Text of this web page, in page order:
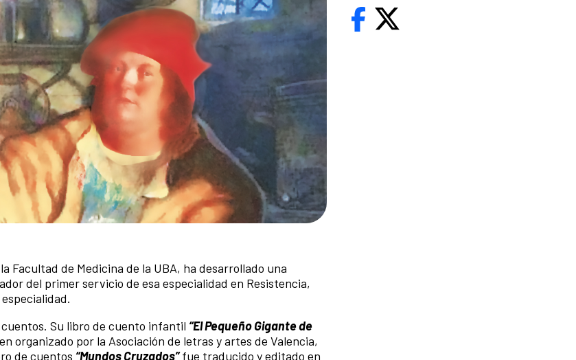
Facultad de Medicina de la UBA, ha desarrollado una
del primer servicio de esa especialidad en Resistencia,
cuentos. Su libro de cuento infantil “El Pequeño Gigante de
organizado por la Asociación de letras y artes de Valencia,
de cuentos “Mundos Cruzados”fue traducido y editado en